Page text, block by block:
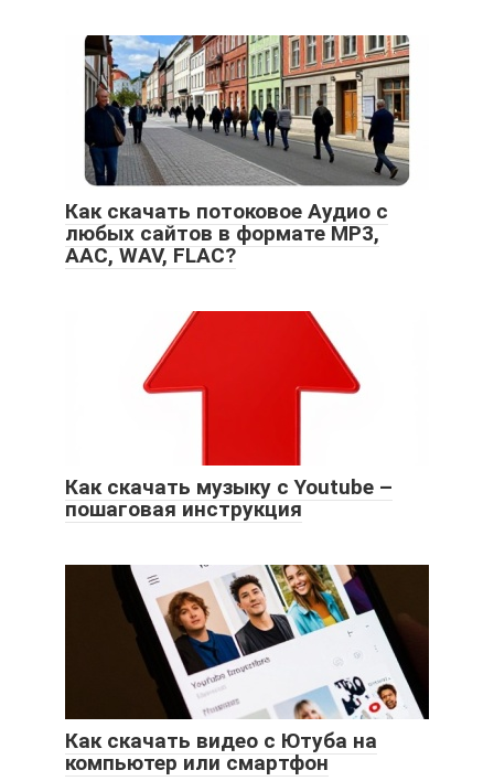
Как скачать потоковое Аудио с
любых сайтов в формате MP3,
AAC, WAV, FLAC?
Как скачать музыку с Youtube –
пошаговая инструкция
Как скачать видео с Ютуба на
компьютер или смартфон